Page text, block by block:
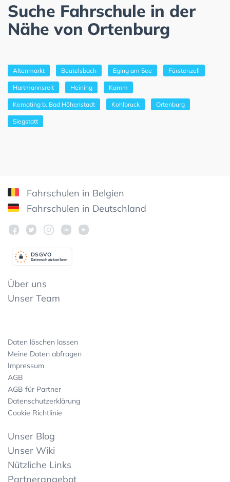
Suche Fahrschule in der
Nähe von Ortenburg
Altenmarkt Beutelsbach Eging am See Fürstenzell
Hartmannsreit Heining Kamm
Kemating b. Bad Höhenstadt Kohlbruck Ortenburg
Siegstatt
Fahrschulen in Belgien
Fahrschulen in Deutschland
Datenschutzkonform
DSGVO
Über uns
Unser Team
Daten löschen lassen
Meine Daten abfragen
Impressum
AGB
AGB für Partner
Datenschutzerklärung
Cookie Richtlinie
Unser Blog
Unser Wiki
Nützliche Links
Partnerangebot